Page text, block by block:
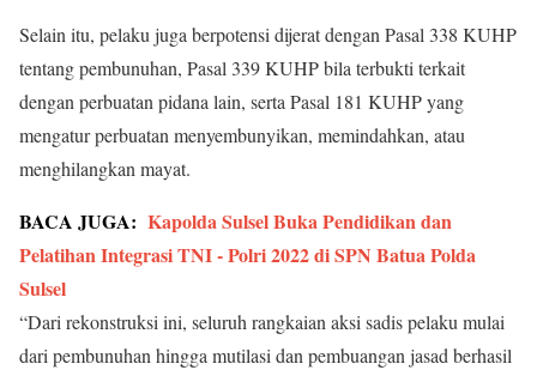
Selain itu, pelaku juga berpotensi dijerat dengan Pasal 338 KUHP
tentang pembunuhan, Pasal 339 KUHP bila terbukti terkait
dengan perbuatan pidana lain, serta Pasal 181 KUHP yang
mengatur perbuatan menyembunyikan, memindahkan, atau
menghilangkan mayat.
BACA JUGA: Kapolda Sulsel Buka Pendidikan dan
Pelatihan Integrasi TNI - Polri 2022 di SPN Batua Polda
Sulsel
“Dari rekonstruksi ini, seluruh rangkaian aksi sadis pelaku mulai
dari pembunuhan hingga mutilasi dan pembuangan jasad berhasil